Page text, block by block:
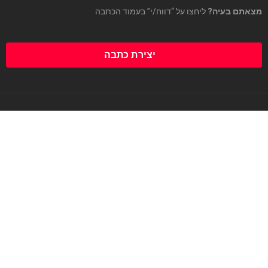
מצאתם בעיה? ליחצו על “דווח/י” בעמוד הכתבה
יצירת כתבה